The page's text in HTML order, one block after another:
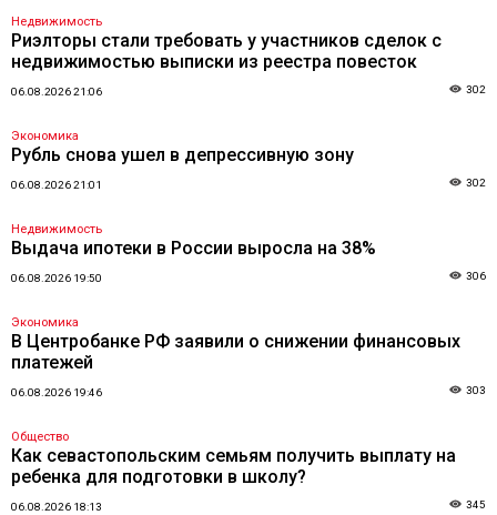
Недвижимость
Риэлторы стали требовать у участников сделок с
недвижимостью выписки из реестра повесток
06.08.2026 21:06 302
Экономика
Рубль снова ушел в депрессивную зону
06.08.2026 21:01 302
Недвижимость
Выдача ипотеки в России выросла на 38%
06.08.2026 19:50 306
Экономика
В Центробанке РФ заявили о снижении финансовых
платежей
06.08.2026 19:46 303
Общество
Как севастопольским семьям получить выплату на
ребенка для подготовки в школу?
06.08.2026 18:13 345